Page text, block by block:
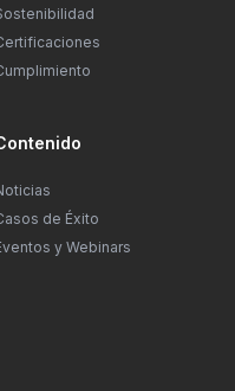
de Éxito
y Webinars